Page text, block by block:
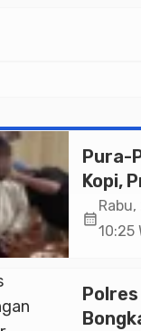
Pura-
Kopi,
calendar_month
Rabu,
10:25